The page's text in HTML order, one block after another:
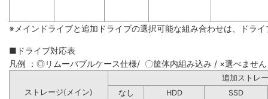
※メインドライブと追加ドライブの選択可能な組み合わせは、ドラ
■ドライブ対応表
凡例 ：◎リムーバブルケース仕様/ 〇筐体内組み込み / ×選べません
追加ストレ
ストレージ(メイン)
なし HDD
SSD